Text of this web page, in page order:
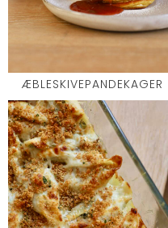
ÆBLESKIVEPANDEKAGER